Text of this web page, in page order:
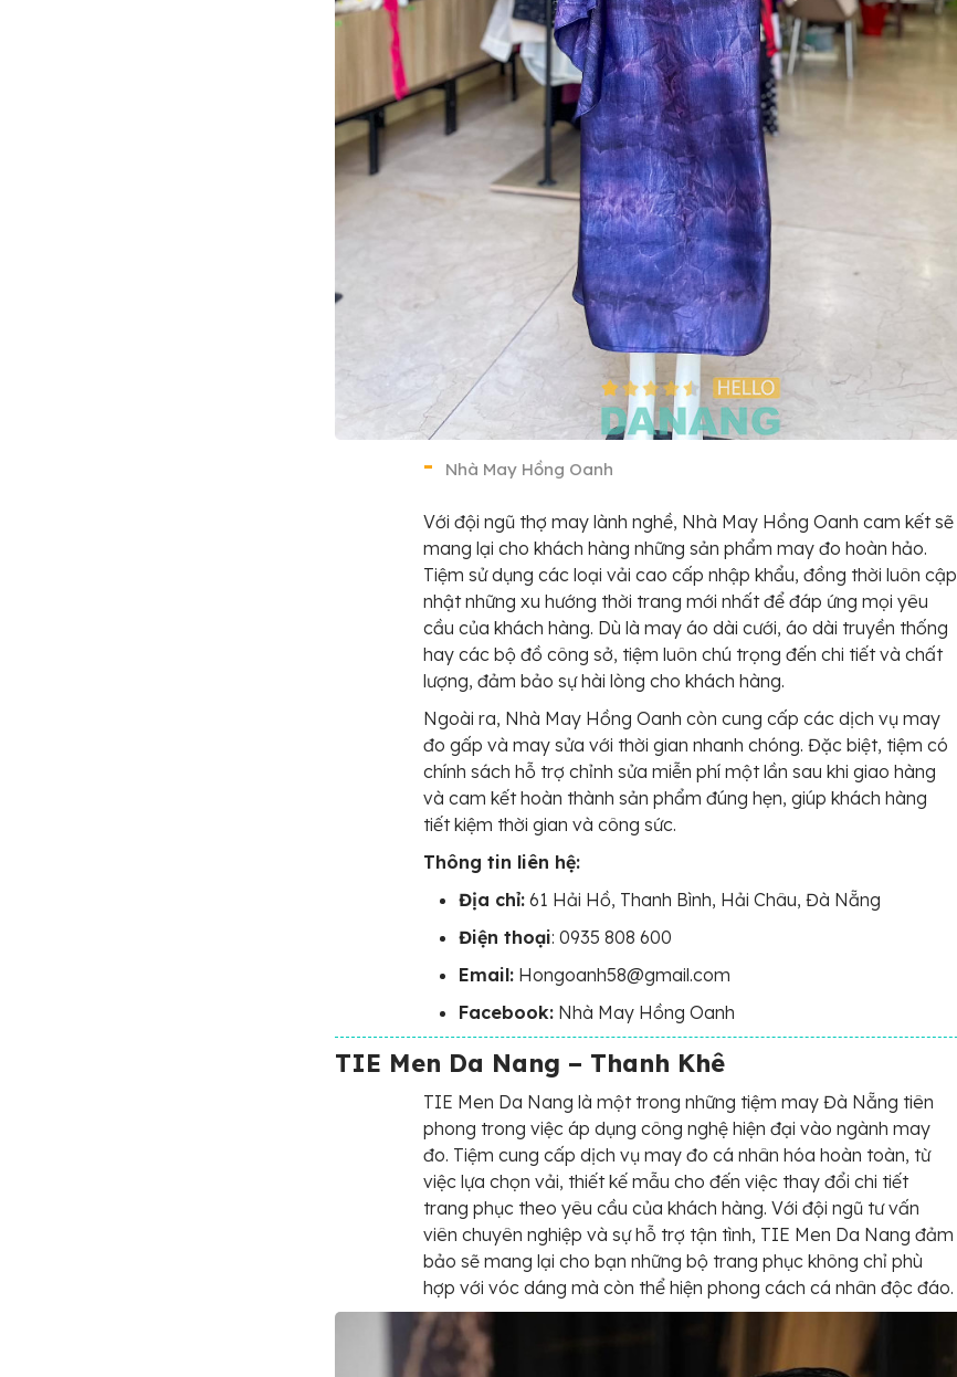
Nhà May Hồng Oanh
Với đội ngũ thợ may lành nghề, Nhà May Hồng Oanh cam kết sẽ
mang lại cho khách hàng những sản phẩm may đo hoàn hảo.
Tiệm sử dụng các loại vải cao cấp nhập khẩu, đồng thời luôn cập
nhật những xu hướng thời trang mới nhất để đáp ứng mọi yêu
cầu của khách hàng. Dù là may áo dài cưới, áo dài truyền thống
hay các bộ đồ công sở, tiệm luôn chú trọng đến chi tiết và chất
lượng, đảm bảo sự hài lòng cho khách hàng.
Ngoài ra, Nhà May Hồng Oanh còn cung cấp các dịch vụ may
đo gấp và may sửa với thời gian nhanh chóng. Đặc biệt, tiệm có
chính sách hỗ trợ chỉnh sửa miễn phí một lần sau khi giao hàng
và cam kết hoàn thành sản phẩm đúng hẹn, giúp khách hàng
tiết kiệm thời gian và công sức.
Thông tin liên hệ:
Địa chỉ: 61 Hải Hồ, Thanh Bình, Hải Châu, Đà Nẵng
Điện thoại: 0935 808 600
Email: Hongoanh58@gmail.com
Facebook: Nhà May Hồng Oanh
TIE Men Da Nang – Thanh Khê
TIE Men Da Nang là một trong những tiệm may Đà Nẵng tiên
phong trong việc áp dụng công nghệ hiện đại vào ngành may
đo. Tiệm cung cấp dịch vụ may đo cá nhân hóa hoàn toàn, từ
việc lựa chọn vải, thiết kế mẫu cho đến việc thay đổi chi tiết
trang phục theo yêu cầu của khách hàng. Với đội ngũ tư vấn
viên chuyên nghiệp và sự hỗ trợ tận tình, TIE Men Da Nang đảm
bảo sẽ mang lại cho bạn những bộ trang phục không chỉ phù
hợp với vóc dáng mà còn thể hiện phong cách cá nhân độc đáo.